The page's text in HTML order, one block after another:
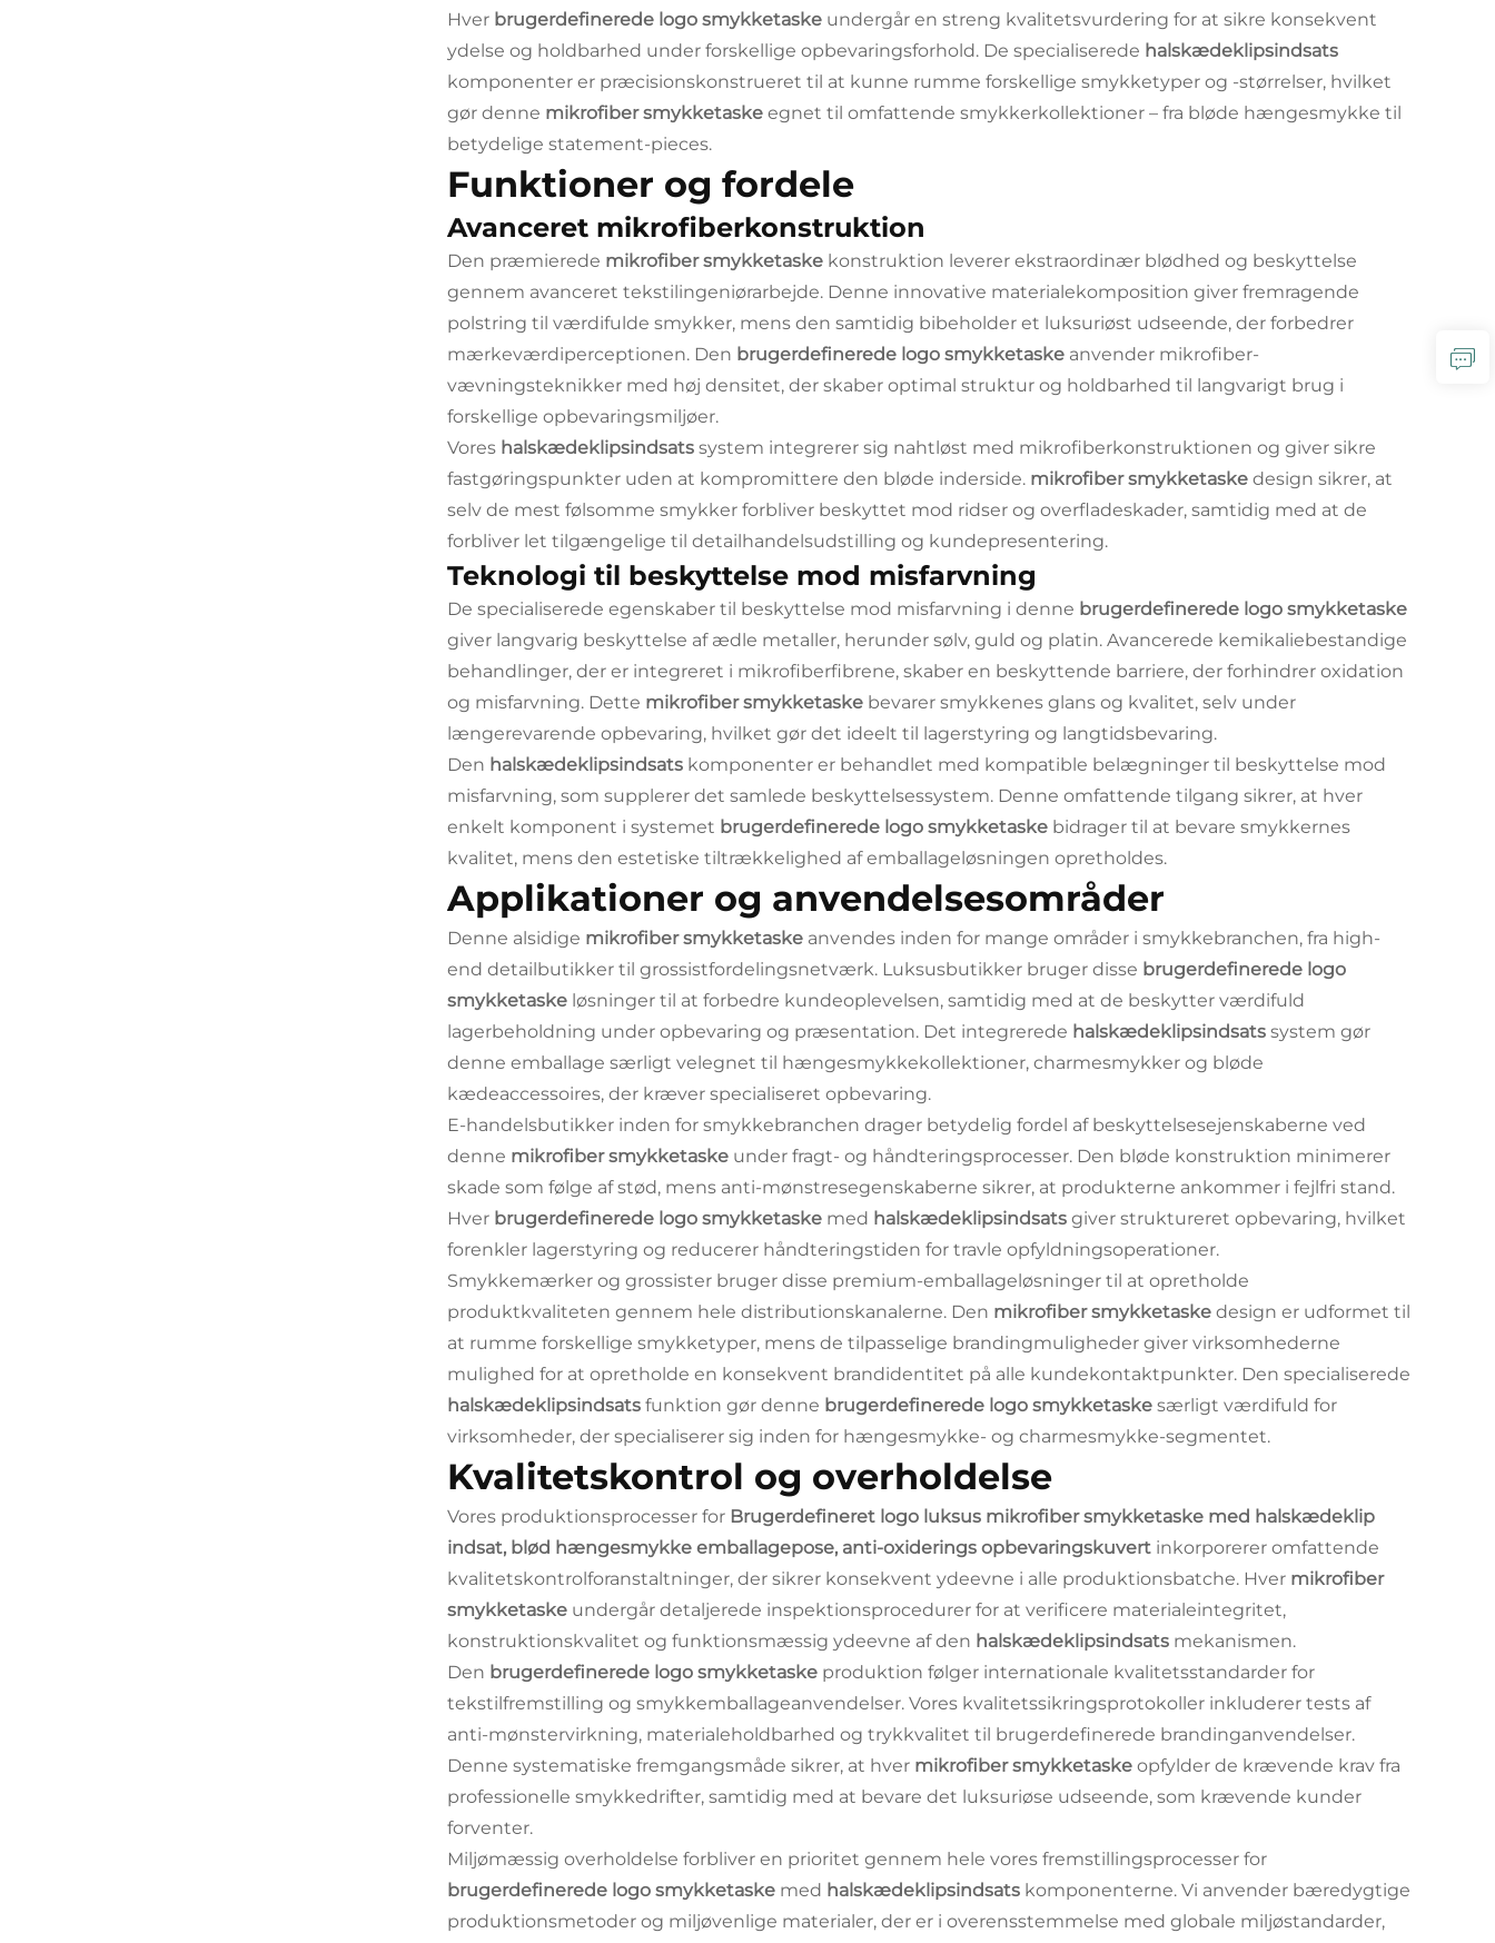
Hver brugerdefinerede logo smykketaske undergår en streng kvalitetsvurdering for at sikre konsekvent
ydelse og holdbarhed under forskellige opbevaringsforhold. De specialiserede halskædeklipsindsats
komponenter er præcisionskonstrueret til at kunne rumme forskellige smykketyper og -størrelser, hvilket
gør denne mikrofiber smykketaske egnet til omfattende smykkerkollektioner – fra bløde hængesmykke til
betydelige statement-pieces.
Funktioner og fordele
Avanceret mikrofiberkonstruktion
Den præmierede mikrofiber smykketaske konstruktion leverer ekstraordinær blødhed og beskyttelse
gennem avanceret tekstilingeniørarbejde. Denne innovative materialekomposition giver fremragende
polstring til værdifulde smykker, mens den samtidig bibeholder et luksuriøst udseende, der forbedrer
mærkeværdiperceptionen. Den brugerdefinerede logo smykketaske anvender mikrofiber-
vævningsteknikker med høj densitet, der skaber optimal struktur og holdbarhed til langvarigt brug i
forskellige opbevaringsmiljøer.
Vores halskædeklipsindsats system integrerer sig nahtløst med mikrofiberkonstruktionen og giver sikre
fastgøringspunkter uden at kompromittere den bløde inderside. mikrofiber smykketaske design sikrer, at
selv de mest følsomme smykker forbliver beskyttet mod ridser og overfladeskader, samtidig med at de
forbliver let tilgængelige til detailhandelsudstilling og kundepresentering.
Teknologi til beskyttelse mod misfarvning
De specialiserede egenskaber til beskyttelse mod misfarvning i denne brugerdefinerede logo smykketaske
giver langvarig beskyttelse af ædle metaller, herunder sølv, guld og platin. Avancerede kemikaliebestandige
behandlinger, der er integreret i mikrofiberfibrene, skaber en beskyttende barriere, der forhindrer oxidation
og misfarvning. Dette mikrofiber smykketaske bevarer smykkenes glans og kvalitet, selv under
længerevarende opbevaring, hvilket gør det ideelt til lagerstyring og langtidsbevaring.
Den halskædeklipsindsats komponenter er behandlet med kompatible belægninger til beskyttelse mod
misfarvning, som supplerer det samlede beskyttelsessystem. Denne omfattende tilgang sikrer, at hver
enkelt komponent i systemet brugerdefinerede logo smykketaske bidrager til at bevare smykkernes
kvalitet, mens den estetiske tiltrækkelighed af emballageløsningen opretholdes.
Applikationer og anvendelsesområder
Denne alsidige mikrofiber smykketaske anvendes inden for mange områder i smykkebranchen, fra high-
end detailbutikker til grossistfordelingsnetværk. Luksusbutikker bruger disse brugerdefinerede logo
smykketaske løsninger til at forbedre kundeoplevelsen, samtidig med at de beskytter værdifuld
lagerbeholdning under opbevaring og præsentation. Det integrerede halskædeklipsindsats system gør
denne emballage særligt velegnet til hængesmykkekollektioner, charmesmykker og bløde
kædeaccessoires, der kræver specialiseret opbevaring.
E-handelsbutikker inden for smykkebranchen drager betydelig fordel af beskyttelsesejenskaberne ved
denne mikrofiber smykketaske under fragt- og håndteringsprocesser. Den bløde konstruktion minimerer
skade som følge af stød, mens anti-mønstresegenskaberne sikrer, at produkterne ankommer i fejlfri stand.
Hver brugerdefinerede logo smykketaske med halskædeklipsindsats giver struktureret opbevaring, hvilket
forenkler lagerstyring og reducerer håndteringstiden for travle opfyldningsoperationer.
Smykkemærker og grossister bruger disse premium-emballageløsninger til at opretholde
produktkvaliteten gennem hele distributionskanalerne. Den mikrofiber smykketaske design er udformet til
at rumme forskellige smykketyper, mens de tilpasselige brandingmuligheder giver virksomhederne
mulighed for at opretholde en konsekvent brandidentitet på alle kundekontaktpunkter. Den specialiserede
halskædeklipsindsats funktion gør denne brugerdefinerede logo smykketaske særligt værdifuld for
virksomheder, der specialiserer sig inden for hængesmykke- og charmesmykke-segmentet.
Kvalitetskontrol og overholdelse
Vores produktionsprocesser for Brugerdefineret logo luksus mikrofiber smykketaske med halskædeklip
indsat, blød hængesmykke emballagepose, anti-oxiderings opbevaringskuvert inkorporerer omfattende
kvalitetskontrolforanstaltninger, der sikrer konsekvent ydeevne i alle produktionsbatche. Hver mikrofiber
smykketaske undergår detaljerede inspektionsprocedurer for at verificere materialeintegritet,
konstruktionskvalitet og funktionsmæssig ydeevne af den halskædeklipsindsats mekanismen.
Den brugerdefinerede logo smykketaske produktion følger internationale kvalitetsstandarder for
tekstilfremstilling og smykkemballageanvendelser. Vores kvalitetssikringsprotokoller inkluderer tests af
anti-mønstervirkning, materialeholdbarhed og trykkvalitet til brugerdefinerede brandinganvendelser.
Denne systematiske fremgangsmåde sikrer, at hver mikrofiber smykketaske opfylder de krævende krav fra
professionelle smykkedrifter, samtidig med at bevare det luksuriøse udseende, som krævende kunder
forventer.
Miljømæssig overholdelse forbliver en prioritet gennem hele vores fremstillingsprocesser for
brugerdefinerede logo smykketaske med halskædeklipsindsats komponenterne. Vi anvender bæredygtige
produktionsmetoder og miljøvenlige materialer, der er i overensstemmelse med globale miljøstandarder,